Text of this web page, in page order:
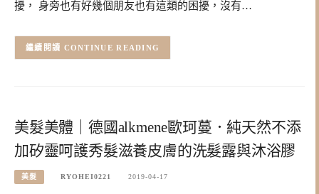
擾， 身旁也有好幾個朋友也有這類的困擾，沒有…
CONTINUE READING
美髮美體｜德國alkmene歐珂蔓．純天然不添
加矽靈呵護秀髮滋養皮膚的洗髮露與沐浴膠
美髮 RYOHEI0221 2019-04-17